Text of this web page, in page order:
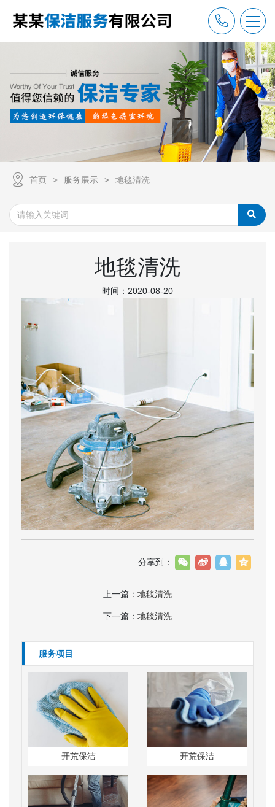
首页 服务展示 地毯清洗
地毯清洗
时间：2020-08-20
上一篇： 地毯清洗
下一篇： 地毯清洗
分享到：
服务项目
开荒保洁 开荒保洁